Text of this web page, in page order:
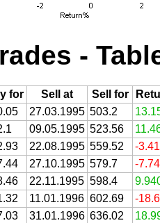
-
for Sell at Sell for
27.03.1995 503.2
09.05.1995 523.56
22.08.1995 559.52
-
27.10.1995 579.7
-
22.11.1995 598.4
11.01.1996 602.69
-
31.01.1996 636.02